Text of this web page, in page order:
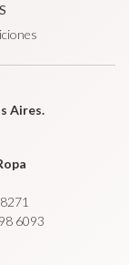
Aires.
6093